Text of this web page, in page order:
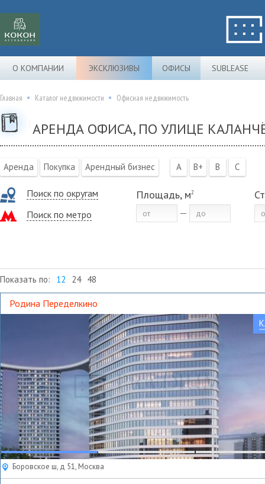
О КОМПАНИИ ЭКСКЛЮЗИВЫ ОФИСЫ SUBLEASE
Главная Каталог недвижимости Офисная недвижимость
АРЕНДА ОФИСА, ПО УЛИЦЕ
Аренда Покупка Арендный бизнес A B+ B C
Поиск по округам
Поиск по метро
Площадь, м2
Показать по: 12 24 48
Родина Переделкино
Боровское ш, д 51, Москва